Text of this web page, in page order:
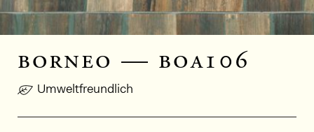
borneo — boa106
Umweltfreundlich